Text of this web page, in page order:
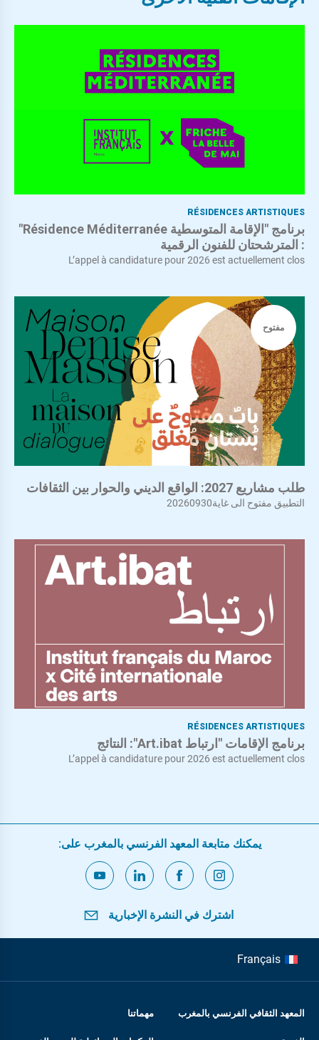
RÉSIDENCES ARTISTIQUES
برنامج "الإقامة المتوسطية Résidence Méditerranée"
: المترشحتان للفنون الرقمية
L’appel à candidature pour 2026 est actuellement clos
مفتوح
طلب مشاريع 2027: الواقع الديني والحوار بين الثقافات
التطبيق مفتوح الى غاية20260930
RÉSIDENCES ARTISTIQUES
برنامج الإقامات "ارتباط Art.ibat": النتائج
L’appel à candidature pour 2026 est actuellement clos
يمكنك متابعة المعهد الفرنسي بالمغرب على:
اشترك في النشرة الإخبارية
Français
المعهد الثقافي الفرنسي بالمغرب مهماتنا